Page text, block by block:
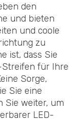
den
und bieten
und coole
zu
ist, dass Sie
Streifen für Ihre
Sorge,
Sie eine
Sie weiter, um
LED-